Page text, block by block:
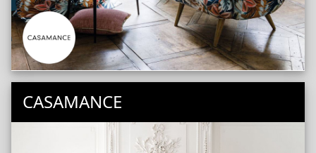
CASAMANCE